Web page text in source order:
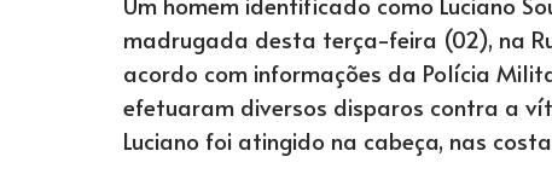
madrugada desta terça-feira (02), na
acordo com informações da Polícia
efetuaram diversos disparos contra a
Luciano foi atingido na cabeça, nas